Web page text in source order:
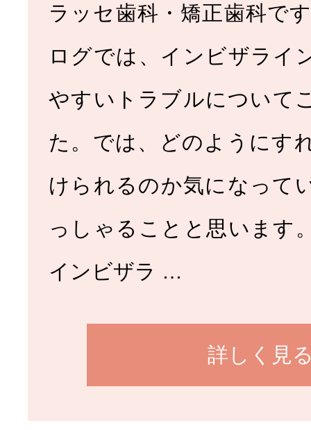
ラッセ歯科・矯正歯科で
ログでは、インビザライ
やすいトラブルについて
た。では、どのようにす
けられるのか気になって
っしゃることと思います
インビザラ …
詳しく見